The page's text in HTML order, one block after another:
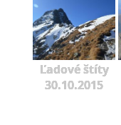
Ľadové štíty
30.10.2015